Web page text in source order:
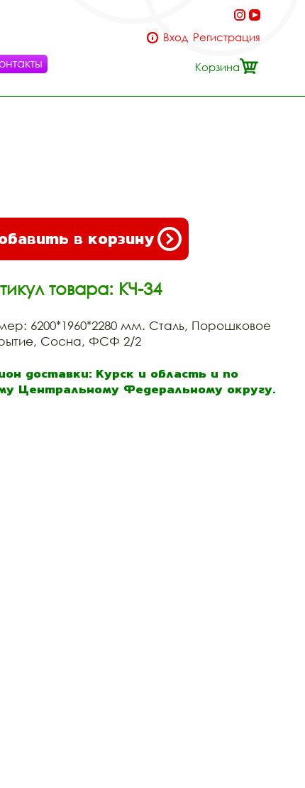
Вход Регистрация
Корзина
в корзину
товара: КЧ-34
6200*1960*2280 мм. Сталь, Порошковое
Сосна, ФСФ 2/2
доставки: Курск и область и по
Центральному Федеральному округу.